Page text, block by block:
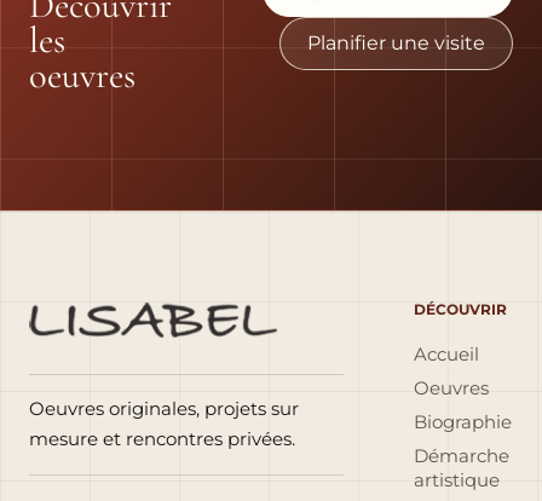
les
oeuvres
Planifier une visite
Oeuvres originales, projets sur
mesure et rencontres privées.
DÉCOUVRIR
Accueil
Oeuvres
Biographie
Démarche
artistique